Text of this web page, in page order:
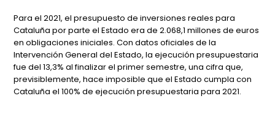
Para el 2021, el presupuesto de inversiones reales para
Cataluña por parte el Estado era de 2.068,1 millones de euros
en obligaciones iniciales. Con datos oficiales de la
Intervención General del Estado, la ejecución presupuestaria
fue del 13,3% al finalizar el primer semestre, una cifra que,
previsiblemente, hace imposible que el Estado cumpla con
Cataluña el 100% de ejecución presupuestaria para 2021.